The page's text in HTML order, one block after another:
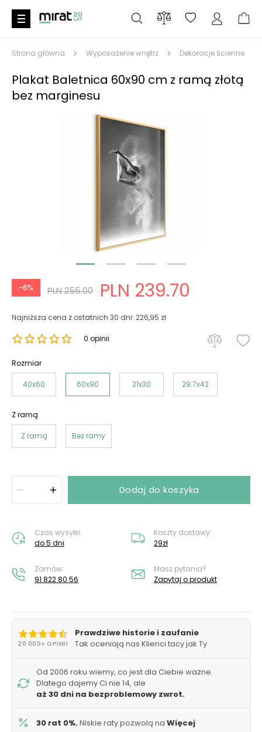
Strona główna Wyposażenie wnętrz Dekoracje ścienne
Plakat Baletnica 60x90 cm z ramą złotą
bez marginesu
-6% PLN 255.00 PLN 239.70
Najniższa cena z ostatnich 30 dni: 226,95 zł
0 opinii
Rozmiar
40x60 60x90 21x30 29.7x42
Z ramą
Z ramą Bez ramy
Dodaj do koszyka
Czas wysyłki:
do 5 dni
Koszty dostawy:
29zł
Zamów:
91 822 80 56
Masz pytania?
Zapytaj o produkt
20 000+ OPINII
Prawdziwe historie i zaufanie
Tak oceniają nas Klienci tacy jak Ty
Od 2006 roku wiemy, co jest dla Ciebie ważne.
Dlatego dajemy Ci nie 14, ale
aż 30 dni na bezproblemowy zwrot.
30 rat 0%.Niskie raty pozwolą na Więcej